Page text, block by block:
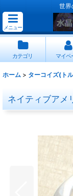
世界
メニュー
カテゴリ マイペ
ホーム > ターコイズ(ト
ネイティブアメ